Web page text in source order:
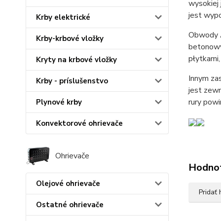
Krby elektrické
Krby-krbové vložky
Kryty na krbové vložky
Krby - príslušenstvo
Plynové krby
Konvektorové ohrievače
Ohrievače
Olejové ohrievače
Ostatné ohrievače
wysokiej
jest
Obwody
Innym
jest
rury
Pridať